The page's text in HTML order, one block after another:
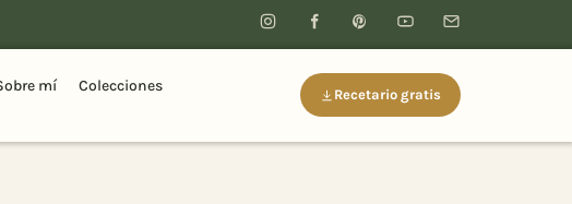
mí Colecciones Recetario gratis